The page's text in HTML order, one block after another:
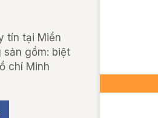
tín tại Miền
sản gồm: biệt
chí Minh